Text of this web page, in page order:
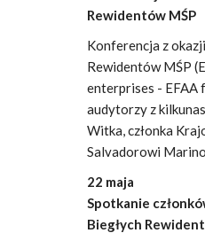
Rewidentów MŚP
Konferencja z
Rewidentów MŚP
enterprises - EFAA
audytorzy z
Witka, członka
Salvadorowi
22 maja
Spotkanie
Biegłych